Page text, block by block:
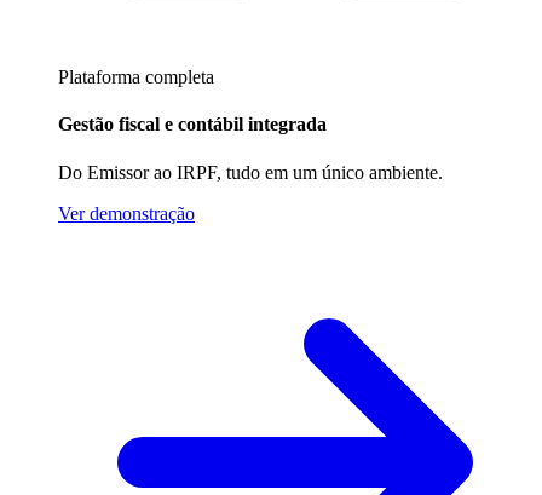
Plataforma completa
Gestão fiscal e contábil integrada
Do Emissor ao IRPF, tudo em um único ambiente.
Ver demonstração